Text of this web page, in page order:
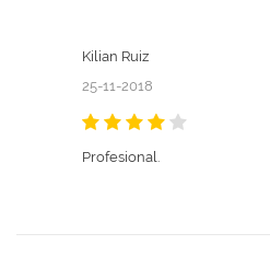
Kilian Ruiz
25-11-2018
Profesional.